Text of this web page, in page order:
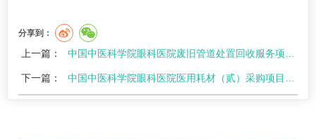
分享到：
上一篇： 中国中医科学院眼科医院废旧管道处置回收服务项目比选结果公示
下一篇： 中国中医科学院眼科医院医用耗材（贰）采购项目比选结果公示